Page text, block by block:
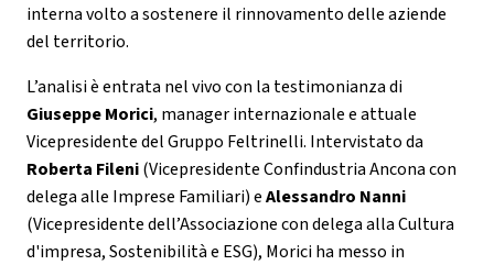
interna volto a sostenere il rinnovamento delle aziende
del territorio.
L’analisi è entrata nel vivo con la testimonianza di
Giuseppe Morici, manager internazionale e attuale
Vicepresidente del Gruppo Feltrinelli. Intervistato da
Roberta Fileni(Vicepresidente Confindustria Ancona con
delega alle Imprese Familiari) eAlessandro Nanni
(Vicepresidente dell’Associazione con delega alla Cultura
d'impresa, Sostenibilità e ESG), Morici ha messo in